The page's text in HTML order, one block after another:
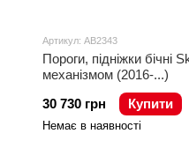
Артикул: AB2343
Пороги, підніжки бічні
механізмом (2016-...)
30 730 грн
Купити
Немає в наявності